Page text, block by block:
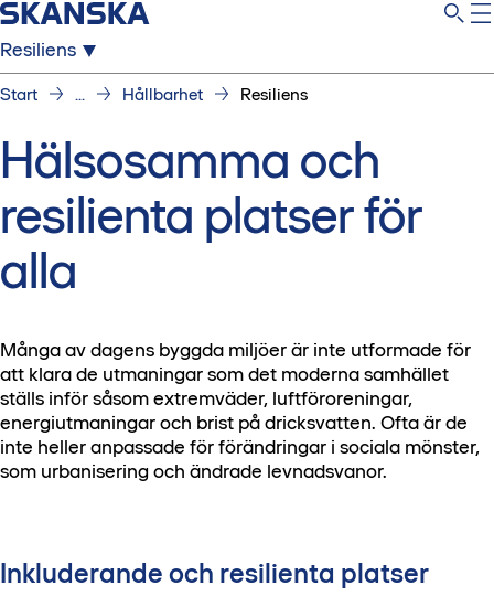
Resiliens
Start ... Hållbarhet Resiliens
Hälsosamma och
resilienta platser för
alla
Många av dagens byggda miljöer är inte utformade för
att klara de utmaningar som det moderna samhället
ställs inför såsom extremväder, luftföroreningar,
energiutmaningar och brist på dricksvatten. Ofta är de
inte heller anpassade för förändringar i sociala mönster,
som urbanisering och ändrade levnadsvanor.
Inkluderande och resilienta platser